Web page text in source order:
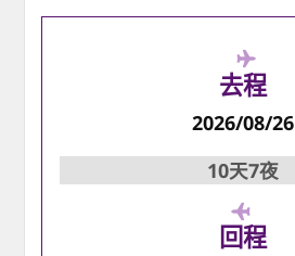
去程
2026/08/26
10天7夜
回程